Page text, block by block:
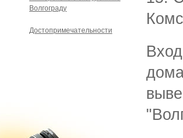
В
Волгограду
Достопримечательности